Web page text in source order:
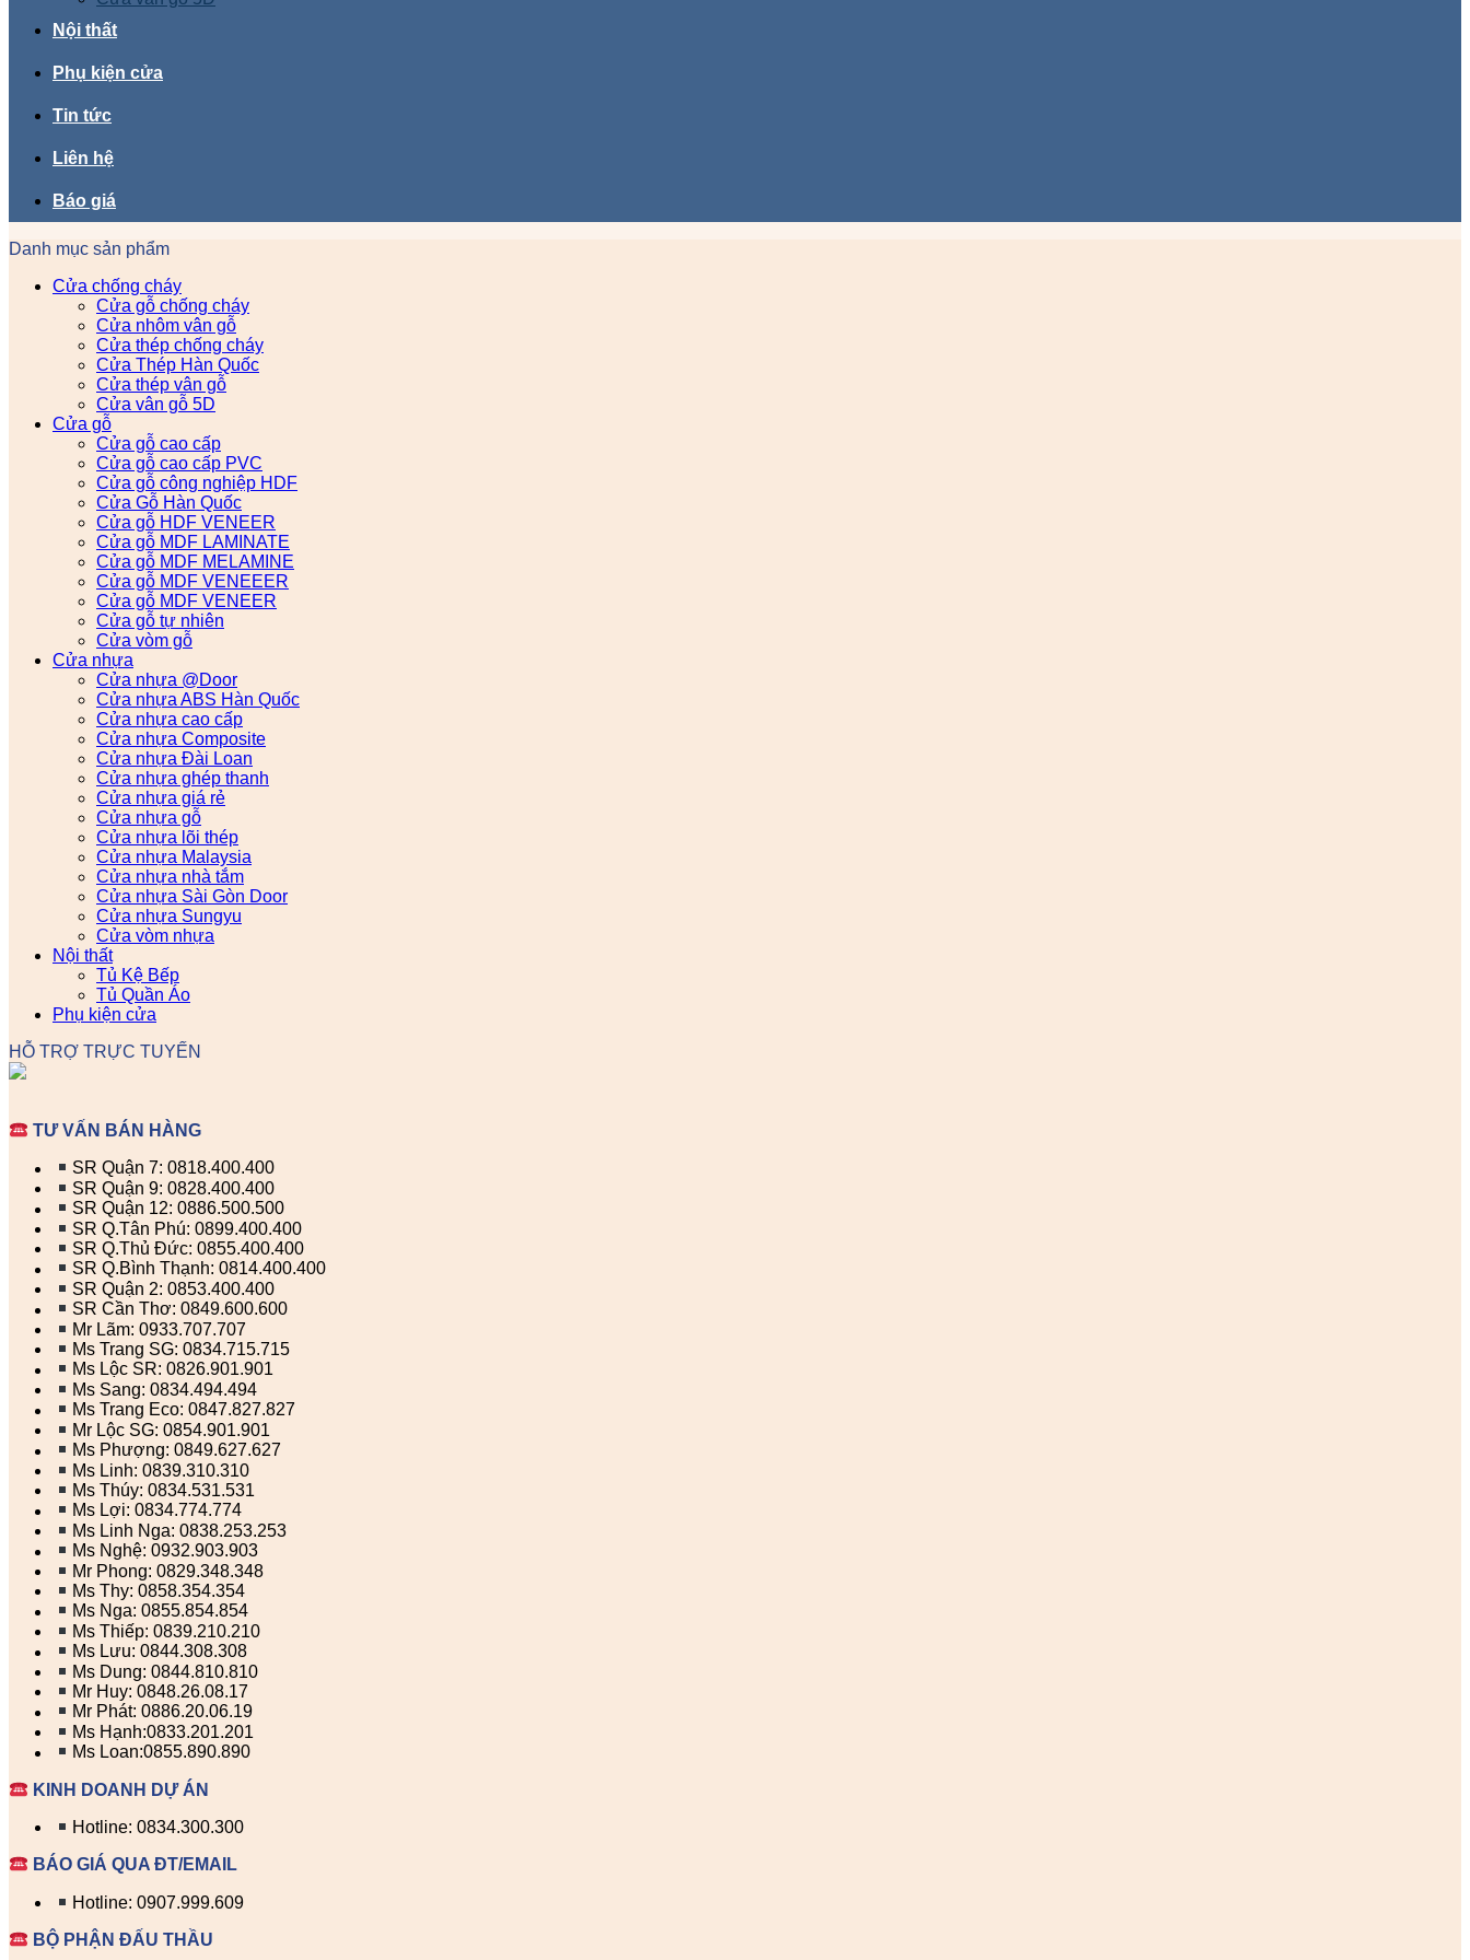
Nội thất
Phụ kiện cửa
Tin tức
Liên hệ
Báo giá
Danh mục sản phẩm
Cửa chống cháy
Cửa gỗ chống cháy
Cửa nhôm vân gỗ
Cửa thép chống cháy
Cửa Thép Hàn Quốc
Cửa thép vân gỗ
Cửa vân gỗ 5D
Cửa gỗ
Cửa gỗ cao cấp
Cửa gỗ cao cấp PVC
Cửa gỗ công nghiệp HDF
Cửa Gỗ Hàn Quốc
Cửa gỗ HDF VENEER
Cửa gỗ MDF LAMINATE
Cửa gỗ MDF MELAMINE
Cửa gỗ MDF VENEEER
Cửa gỗ MDF VENEER
Cửa gỗ tự nhiên
Cửa vòm gỗ
Cửa nhựa
Cửa nhựa @Door
Cửa nhựa ABS Hàn Quốc
Cửa nhựa cao cấp
Cửa nhựa Composite
Cửa nhựa Đài Loan
Cửa nhựa ghép thanh
Cửa nhựa giá rẻ
Cửa nhựa gỗ
Cửa nhựa lõi thép
Cửa nhựa Malaysia
Cửa nhựa nhà tắm
Cửa nhựa Sài Gòn Door
Cửa nhựa Sungyu
Cửa vòm nhựa
Nội thất
Tủ Kệ Bếp
Tủ Quần Áo
Phụ kiện cửa
HỖ TRỢ TRỰC TUYẾN
TƯ VẤN BÁN HÀNG
SR Quận 7: 0818.400.400
SR Quận 9: 0828.400.400
SR Quận 12: 0886.500.500
SR Q.Tân Phú: 0899.400.400
SR Q.Thủ Đức: 0855.400.400
SR Q.Bình Thạnh: 0814.400.400
SR Quận 2: 0853.400.400
SR Cần Thơ: 0849.600.600
Mr Lãm: 0933.707.707
Ms Trang SG: 0834.715.715
Ms Lộc SR: 0826.901.901
Ms Sang: 0834.494.494
Ms Trang Eco: 0847.827.827
Mr Lộc SG: 0854.901.901
Ms Phượng: 0849.627.627
Ms Linh: 0839.310.310
Ms Thúy: 0834.531.531
Ms Lợi: 0834.774.774
Ms Linh Nga: 0838.253.253
Ms Nghệ: 0932.903.903
Mr Phong: 0829.348.348
Ms Thy: 0858.354.354
Ms Nga: 0855.854.854
Ms Thiếp: 0839.210.210
Ms Lưu: 0844.308.308
Ms Dung: 0844.810.810
Mr Huy: 0848.26.08.17
Mr Phát: 0886.20.06.19
Ms Hạnh:0833.201.201
Ms Loan:0855.890.890
KINH DOANH DỰ ÁN
Hotline: 0834.300.300
BÁO GIÁ QUA ĐT/EMAIL
Hotline: 0907.999.609
BỘ PHẬN ĐẤU THẦU